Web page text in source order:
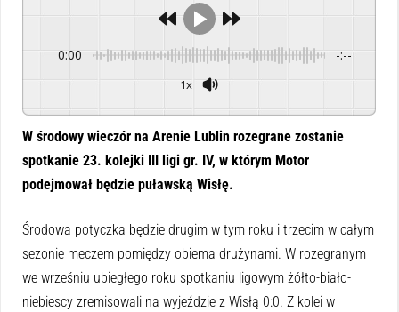
0:00 -:--
1x
W środowy wieczór na Arenie Lublin rozegrane zostanie
spotkanie 23. kolejki III ligi gr. IV, w którym Motor
podejmował będzie puławską Wisłę.
Środowa potyczka będzie drugim w tym roku i trzecim w całym
sezonie meczem pomiędzy obiema drużynami. W rozegranym
we wrześniu ubiegłego roku spotkaniu ligowym żółto-biało-
niebiescy zremisowali na wyjeździe z Wisłą 0:0. Z kolei w